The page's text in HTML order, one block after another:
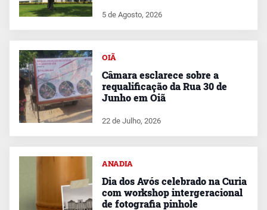
5 de Agosto, 2026
OIÃ
Câmara esclarece sobre a
requalificação da Rua 30 de
Junho em Oiã
22 de Julho, 2026
ANADIA
Dia dos Avós celebrado na Curia
com workshop intergeracional
de fotografia pinhole